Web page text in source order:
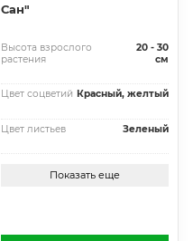
Сан"
Высота взрослого
растения
20 - 30
см
Цвет соцветий Красный, желтый
Цвет листьев Зеленый
Показать еще